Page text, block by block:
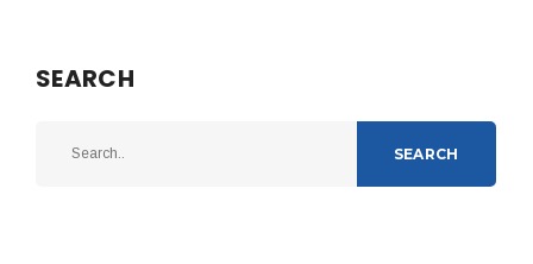
SEARCH
SEARCH